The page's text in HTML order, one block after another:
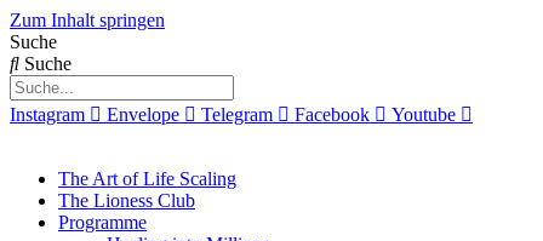
Zum Inhalt springen
Suche
Suche
Instagram Envelope Telegram Facebook Youtube
The Art of Life Scaling
The Lioness Club
Programme